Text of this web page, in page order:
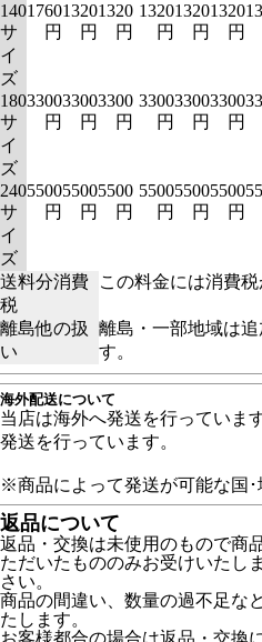
140
サ
イ
ズ
1760
円
1320
円
1320
円
1320
円
1320
円
1320
円
180
サ
イ
ズ
3300
円
3300
円
3300
円
3300
円
3300
円
3300
円
240
サ
イ
ズ
5500
円
5500
円
5500
円
5500
円
5500
円
5500
円
送料分消費
税
この料金には消費税
離島他の扱
い
離島・一部地域は
す。
海外配送について
当店は海外へ発送を行っていま
発送を行っています。
※商品によって発送が可能な国･
返品について
返品・交換は未使用のもので商
ただいたもののみお受けいたし
さい。
商品の間違い、数量の過不足な
たします。
お客様都合の場合は返品・交換